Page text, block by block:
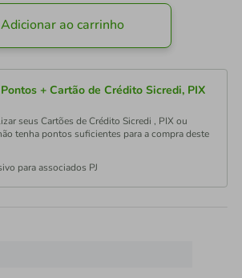
Adicionar ao carrinho
+ Cartão de Crédito Sicredi, PIX
seus Cartões de Crédito Sicredi , PIX ou
tenha pontos suficientes para a compra deste
para associados PJ